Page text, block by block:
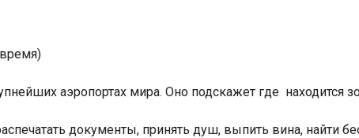
аэропортах мира. Оно подскажет где находится
документы, принять душ, выпить вина, найти